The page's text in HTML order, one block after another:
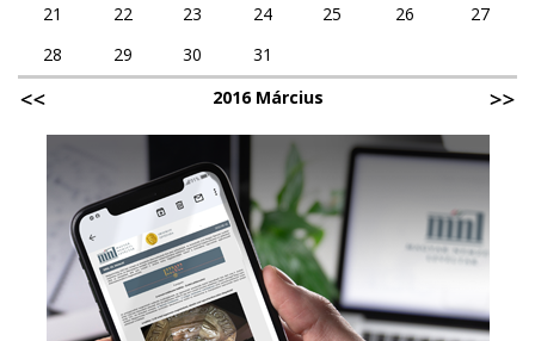
21
22 23 24 25 26
27
28
29 30
31
2016 Március